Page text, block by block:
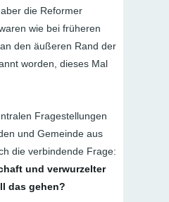
die Reformer
wie bei früheren
den äußeren Rand der
worden, dieses Mal
Fragestellungen
und Gemeinde aus
die verbindende Frage:
und verwurzelter
das gehen?